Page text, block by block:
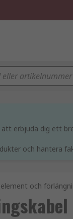
erbjuda dig ett
och hantera
och